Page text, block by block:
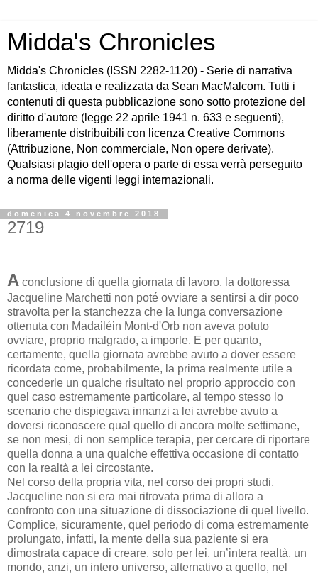
Midda's Chronicles
Midda's Chronicles (ISSN 2282-1120) - Serie di narrativa
fantastica, ideata e realizzata da Sean MacMalcom. Tutti i
contenuti di questa pubblicazione sono sotto protezione del
diritto d'autore (legge 22 aprile 1941 n. 633 e seguenti),
liberamente distribuibili con licenza Creative Commons
(Attribuzione, Non commerciale, Non opere derivate).
Qualsiasi plagio dell'opera o parte di essa verrà perseguito
a norma delle vigenti leggi internazionali.
domenica 4 novembre 2018
2719
A conclusione di quella giornata di lavoro, la dottoressa
Jacqueline Marchetti non poté ovviare a sentirsi a dir poco
stravolta per la stanchezza che la lunga conversazione
ottenuta con Madailéin Mont-d'Orb non aveva potuto
ovviare, proprio malgrado, a imporle. E per quanto,
certamente, quella giornata avrebbe avuto a dover essere
ricordata come, probabilmente, la prima realmente utile a
concederle un qualche risultato nel proprio approccio con
quel caso estremamente particolare, al tempo stesso lo
scenario che dispiegava innanzi a lei avrebbe avuto a
doversi riconoscere qual quello di ancora molte settimane,
se non mesi, di non semplice terapia, per cercare di riportare
quella donna a una qualche effettiva occasione di contatto
con la realtà a lei circostante.
Nel corso della propria vita, nel corso dei propri studi,
Jacqueline non si era mai ritrovata prima di allora a
confronto con una situazione di dissociazione di quel livello.
Complice, sicuramente, quel periodo di coma estremamente
prolungato, infatti, la mente della sua paziente si era
dimostrata capace di creare, solo per lei, un’intera realtà, un
mondo, anzi, un intero universo, alternativo a quello, nel